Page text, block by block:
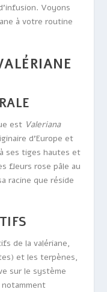
Voyons
à votre routine
est Valeriana
d’Europe et
ses tiges hautes et
fleurs rose pâle au
racine que réside
de la valériane,
et les terpènes,
sur le système